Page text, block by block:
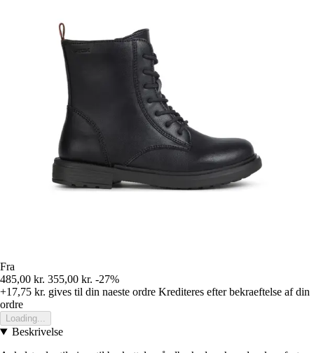
Fra
485,00 kr. 355,00 kr. -27%
+17,75 kr. gives til din naeste ordre Krediteres efter bekraeftelse af din
ordre
Loading...
Beskrivelse